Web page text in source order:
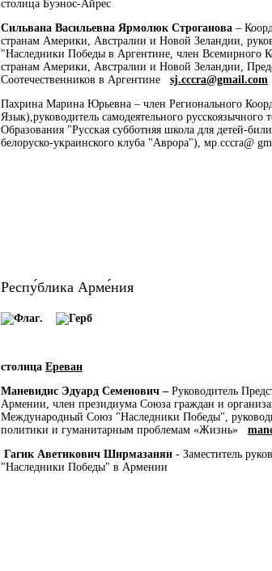
столица Буэнос-Айрес
Сильвана Васильевна Ярмолюк Строганова –
странам Америки, Австралии и Новой Зеландии,
"Наследники Победы в Аргентине, член Всемирного
странам Америки, Австралии и Новой Зеландии,
Соотечественников в Аргентине
sj.cccra@gmail.com
Пахрина Марина Юрьевна – член Регионального
Язык),руководитель самодеятельного
Образования "Русская субботняя школа для детей-
белоруско-украинского клуба "Аврора"), мp.cccra@
Респу́блика Арме́ния
.
столица Ереван
Маневидис Эдуард Семенович – Руководитель
Армении, член президиума Союза граждан и
Международный Союз "Наследники Победы",
политики и гуманитарным проблемам «Жизнь»
Гагик Аветикович Ширмазанян - Заместитель
"Наследники Победы" в Армении